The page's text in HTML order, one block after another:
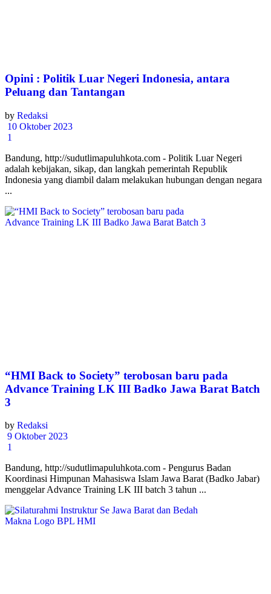
Opini : Politik Luar Negeri Indonesia, antara
Peluang dan Tantangan
by Redaksi
10 Oktober 2023
1
Bandung, http://sudutlimapuluhkota.com - Politik Luar Negeri
adalah kebijakan, sikap, dan langkah pemerintah Republik
Indonesia yang diambil dalam melakukan hubungan dengan negara
...
“HMI Back to Society” terobosan baru pada
Advance Training LK III Badko Jawa Barat Batch
3
by Redaksi
9 Oktober 2023
1
Bandung, http://sudutlimapuluhkota.com - Pengurus Badan
Koordinasi Himpunan Mahasiswa Islam Jawa Barat (Badko Jabar)
menggelar Advance Training LK III batch 3 tahun ...